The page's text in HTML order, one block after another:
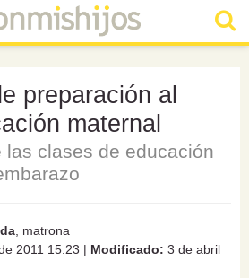
preparación al
maternal
las clases de educación
, matrona
2011 15:23 | Modificado: 3 de abril